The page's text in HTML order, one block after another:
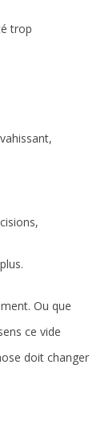
trop
Ou que
ce vide
doit changer